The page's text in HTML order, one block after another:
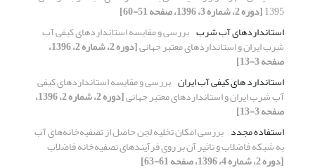
1395[دوره 2، شماره 3، 1396، صفحه 51-60]
استانداردهای آب شرب بررسی و مقایسه استانداردهای کیفی آب
شرب ایران و استانداردهای معتبر جهانی [دوره 2، شماره 2، 1396،
صفحه 3-13]
استاندارد های کیفی آب ایران بررسی و مقایسه استانداردهای کیفی
آب شرب ایران و استانداردهای معتبر جهانی [دوره 2، شماره 2، 1396،
صفحه 3-13]
استفاده مجدد بررسی امکان تخلیه لجن حاصل از تصفیه‌خانه‌های آب
به شبکه فاضلاب و تاثیر آن بر روی فرآیندهای تصفیه‌خانه فاضلاب
[دوره 2، شماره 4، 1396، صفحه 61-63]